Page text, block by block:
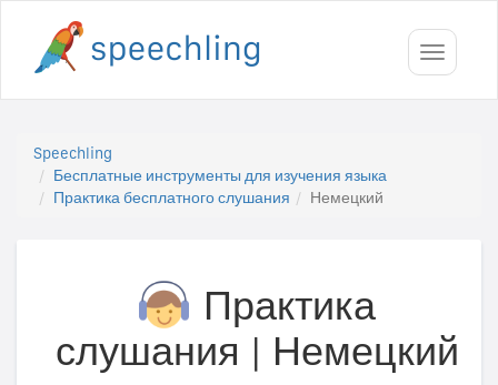
Toggle
Speechling
Бесплатные инструменты для изучения языка
Практика бесплатного слушания
Немецкий
Практика
слушания | Немецкий